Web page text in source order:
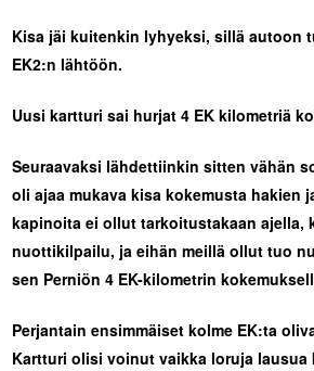
Kisa jäi kuitenkin lyhyeksi, sillä autoon
EK2:n lähtöön.
Uusi kartturi sai hurjat 4 EK kilometriä
Seuraavaksi lähdettiinkin sitten vähän
oli ajaa mukava kisa kokemusta hakien
kapinoita ei ollut tarkoitustakaan ajella,
nuottikilpailu, ja eihän meillä ollut tuo
sen Perniön 4 EK-kilometrin
Perjantain ensimmäiset kolme EK:ta
Kartturi olisi voinut vaikka loruja